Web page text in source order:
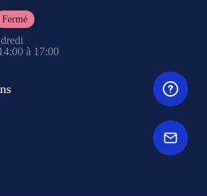
Fermé
à 17:00